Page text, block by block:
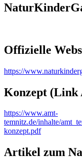
Offizielle
https://
Konzept (Link
https://www.amt-
temnitz.de/inhalte/
konzept.pdf
Artikel zum